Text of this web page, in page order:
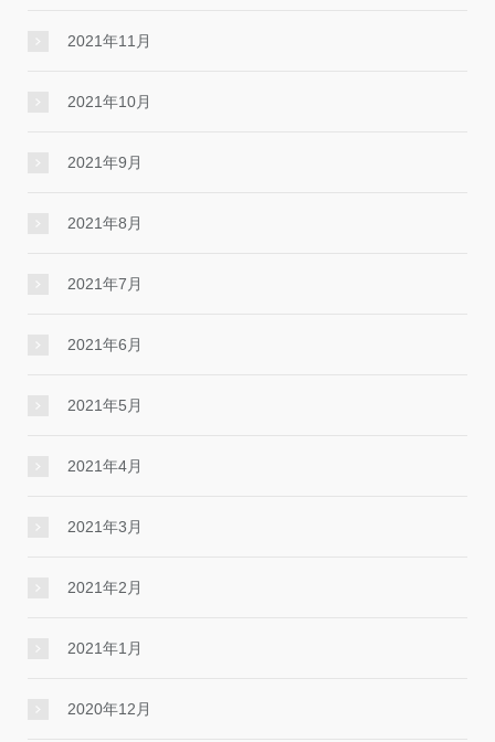
2021年11月
2021年10月
2021年9月
2021年8月
2021年7月
2021年6月
2021年5月
2021年4月
2021年3月
2021年2月
2021年1月
2020年12月